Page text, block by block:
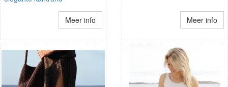
Meer info Meer info